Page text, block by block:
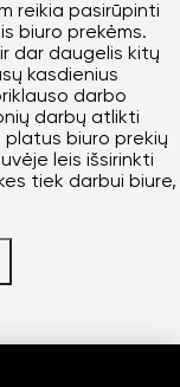
reikia pasirūpinti
biuro prekėms.
dar daugelis kitų
kasdienius
darbo
darbų atlikti
platus biuro prekių
leis išsirinkti
tiek darbui biure,